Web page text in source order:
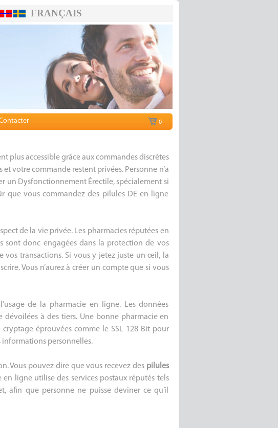
FRANÇAIS
0
plus accessible grâce aux commandes discrètes
votre commande restent privées. Personne n’a
un Dysfonctionnement Érectile, spécialement si
que vous commandez des pilules DE en ligne
de la vie privée. Les pharmacies réputées en
sont donc engagées dans la protection de vos
vos transactions. Si vous y jetez juste un œil, la
Vous n’aurez à créer un compte que si vous
de la pharmacie en ligne. Les données
à des tiers. Une bonne pharmacie en
éprouvées comme le SSL 128 Bit pour
personnelles.
Vous pouvez dire que vous recevez des pilules
ligne utilise des services postaux réputés tels
afin que personne ne puisse deviner ce qu’il